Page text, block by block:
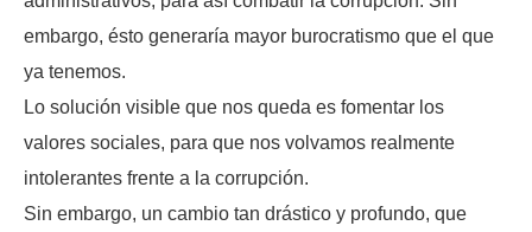
embargo, ésto generaría mayor burocratismo que el que
ya tenemos.
Lo solución visible que nos queda es fomentar los
valores sociales, para que nos volvamos realmente
intolerantes frente a la corrupción.
Sin embargo, un cambio tan drástico y profundo, que